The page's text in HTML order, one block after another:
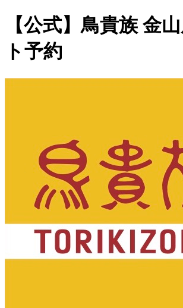
【公式】鳥貴族 金
ト予約